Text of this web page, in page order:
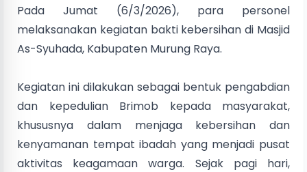
Pada Jumat (6/3/2026), para personel
melaksanakan kegiatan bakti kebersihan di Masjid
As-Syuhada, Kabupaten Murung Raya.
Kegiatan ini dilakukan sebagai bentuk pengabdian
dan kepedulian Brimob kepada masyarakat,
khususnya dalam menjaga kebersihan dan
kenyamanan tempat ibadah yang menjadi pusat
aktivitas keagamaan warga. Sejak pagi hari,